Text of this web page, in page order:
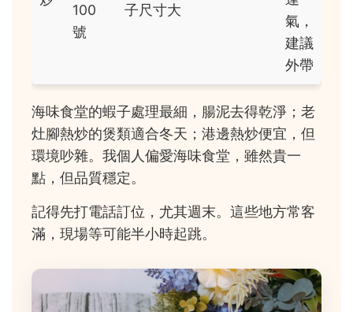
100
號
子尺寸大
氣，
建議
外帶
海味食堂的蝦子處理最細，腸泥去得乾淨；老
灶腳熱炒的煲類適合冬天；港邊熱炒便宜，但
環境吵雜。我個人偏愛海味食堂，雖然貴一
點，但品質穩定。
記得先打電話訂位，尤其週末。這些地方常客
滿，現場等可能半小時起跳。